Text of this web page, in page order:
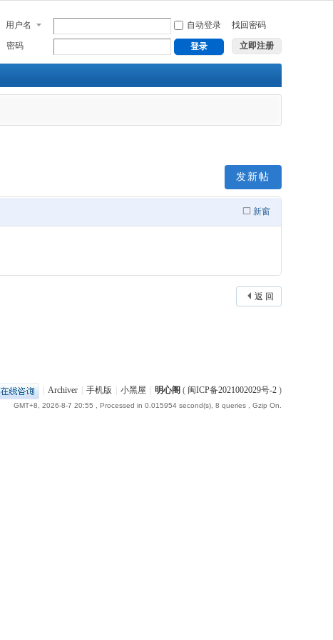
用户名 自动登录 找回密码
密码 登录 立即注册
发新帖
新窗
返 回
Archiver 手机版 小黑屋 明心阁 ( 闽ICP备2021002029号-2 )
GMT+8, 2026-8-7 20:55 , Processed in 0.015954 second(s), 8 queries , Gzip On.